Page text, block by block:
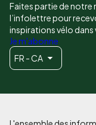
Faites partie de notre
l’infolettre pour
inspirations vélo
Je m'abonne
FR - CA